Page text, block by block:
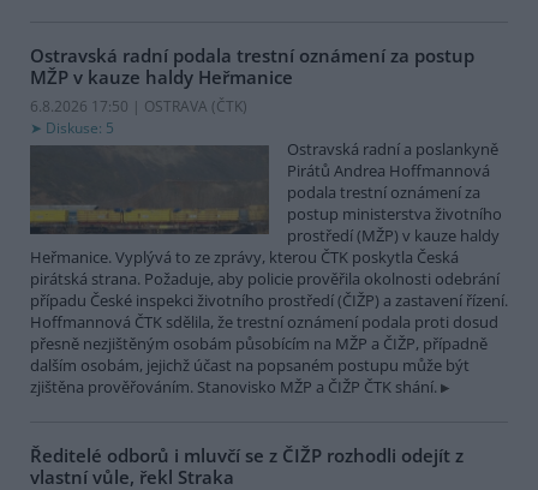
Ostravská radní podala trestní oznámení za postup
MŽP v kauze haldy Heřmanice
6.8.2026 17:50 | OSTRAVA (ČTK)
Diskuse: 5
Ostravská radní a poslankyně
Pirátů Andrea Hoffmannová
podala trestní oznámení za
postup ministerstva životního
prostředí (MŽP) v kauze haldy
Heřmanice. Vyplývá to ze zprávy, kterou ČTK poskytla Česká
pirátská strana. Požaduje, aby policie prověřila okolnosti odebrání
případu České inspekci životního prostředí (ČIŽP) a zastavení řízení.
Hoffmannová ČTK sdělila, že trestní oznámení podala proti dosud
přesně nezjištěným osobám působícím na MŽP a ČIŽP, případně
dalším osobám, jejichž účast na popsaném postupu může být
zjištěna prověřováním. Stanovisko MŽP a ČIŽP ČTK shání.
Ředitelé odborů i mluvčí se z ČIŽP rozhodli odejít z
vlastní vůle, řekl Straka